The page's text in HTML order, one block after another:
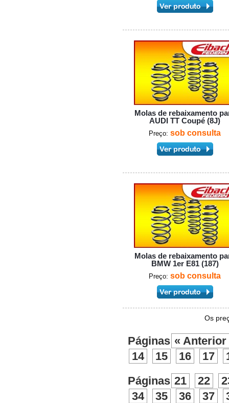
Molas de rebaixamento
AUDI TT Coupé (8J)
Preço: sob consulta
Molas de rebaixamento
BMW 1er E81 (187)
Preço: sob consulta
Os
Páginas « Anterior
14
15 16 17
Páginas 21 22
34
35 36 37